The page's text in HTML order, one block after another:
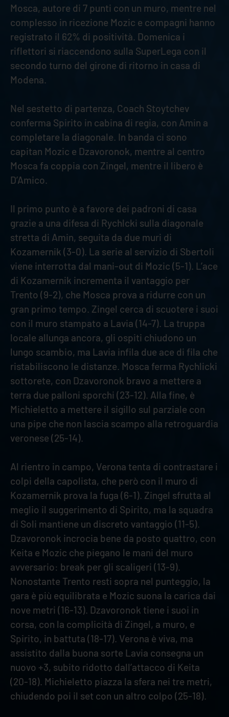
Mosca, autore di 7 punti con un muro, mentre nel
complesso in ricezione Mozic e compagni hanno
registrato il 62% di positività. Domenica i
riflettori si riaccendono sulla SuperLega con il
secondo turno del girone di ritorno in casa di
Modena.
Nel sestetto di partenza, Coach Stoytchev
conferma Spirito in cabina di regia, con Amin a
completare la diagonale. In banda ci sono
capitan Mozic e Dzavoronok, mentre al centro
Mosca fa coppia con Zingel, mentre il libero è
D’Amico.
Il primo punto è a favore dei padroni di casa
grazie a una difesa di Rychlcki sulla diagonale
stretta di Amin, seguita da due muri di
Kozamernik (3-0). La serie al servizio di Sbertoli
viene interrotta dal mani-out di Mozic (5-1). L’ace
di Kozamernik incrementa il vantaggio per
Trento (9-2), che Mosca prova a ridurre con un
gran primo tempo. Zingel cerca di scuotere i suoi
con il muro stampato a Lavia (14-7). La truppa
locale allunga ancora, gli ospiti chiudono un
lungo scambio, ma Lavia infila due ace di fila che
ristabiliscono le distanze. Mosca ferma Rychlicki
sottorete, con Dzavoronok bravo a mettere a
terra due palloni sporchi (23-12). Alla fine, è
Michieletto a mettere il sigillo sul parziale con
una pipe che non lascia scampo alla retroguardia
veronese (25-14).
Al rientro in campo, Verona tenta di contrastare i
colpi della capolista, che però con il muro di
Kozamernik prova la fuga (6-1). Zingel sfrutta al
meglio il suggerimento di Spirito, ma la squadra
di Soli mantiene un discreto vantaggio (11-5).
Dzavoronok incrocia bene da posto quattro, con
Keita e Mozic che piegano le mani del muro
avversario: break per gli scaligeri (13-9).
Nonostante Trento resti sopra nel punteggio, la
gara è più equilibrata e Mozic suona la carica dai
nove metri (16-13). Dzavoronok tiene i suoi in
corsa, con la complicità di Zingel, a muro, e
Spirito, in battuta (18-17). Verona è viva, ma
assistito dalla buona sorte Lavia consegna un
nuovo +3, subito ridotto dall’attacco di Keita
(20-18). Michieletto piazza la sfera nei tre metri,
chiudendo poi il set con un altro colpo (25-18).